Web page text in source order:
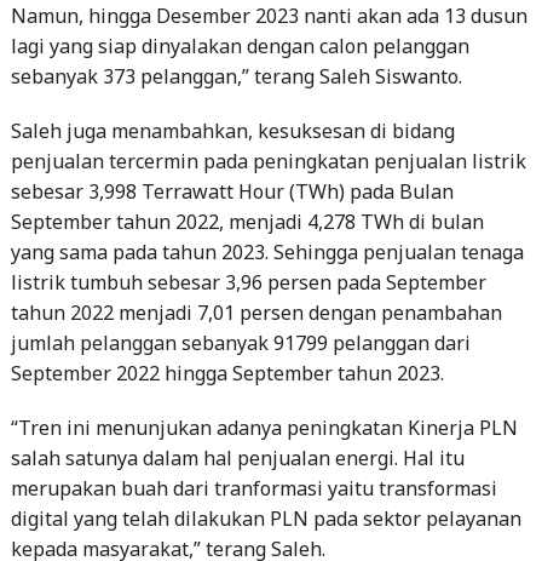
Namun, hingga Desember 2023 nanti akan ada 13 dusun
lagi yang siap dinyalakan dengan calon pelanggan
sebanyak 373 pelanggan,” terang Saleh Siswanto.
Saleh juga menambahkan, kesuksesan di bidang
penjualan tercermin pada peningkatan penjualan listrik
sebesar 3,998 Terrawatt Hour (TWh) pada Bulan
September tahun 2022, menjadi 4,278 TWh di bulan
yang sama pada tahun 2023. Sehingga penjualan tenaga
listrik tumbuh sebesar 3,96 persen pada September
tahun 2022 menjadi 7,01 persen dengan penambahan
jumlah pelanggan sebanyak 91799 pelanggan dari
September 2022 hingga September tahun 2023.
“Tren ini menunjukan adanya peningkatan Kinerja PLN
salah satunya dalam hal penjualan energi. Hal itu
merupakan buah dari tranformasi yaitu transformasi
digital yang telah dilakukan PLN pada sektor pelayanan
kepada masyarakat,” terang Saleh.